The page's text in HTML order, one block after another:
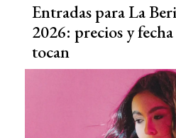
Entradas para La
2026: precios y
tocan